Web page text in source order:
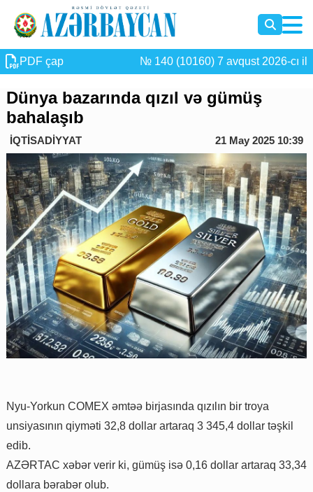
PDF çap № 140 (10160) 7 avqust 2026-cı il
Dünya bazarında qızıl və gümüş
bahalaşıb
İQTİSADİYYAT 21 May 2025 10:39
Nyu-Yorkun COMEX əmtəə birjasında qızılın bir troya
unsiyasının qiyməti 32,8 dollar artaraq 3 345,4 dollar təşkil
edib.
AZƏRTAC xəbər verir ki, gümüş isə 0,16 dollar artaraq 33,34
dollara bərabər olub.